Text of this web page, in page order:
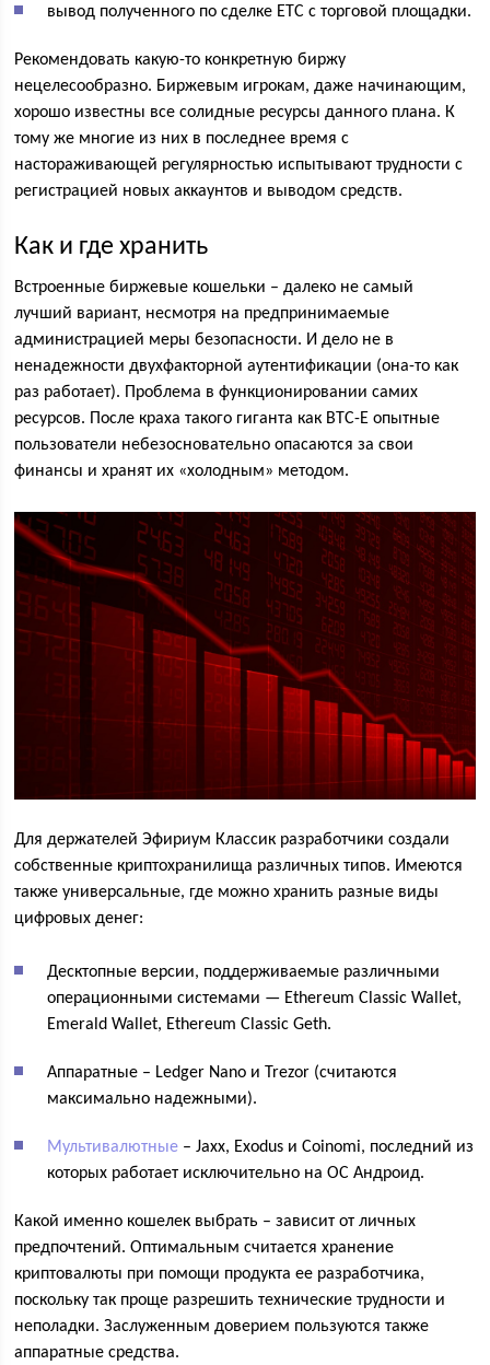
вывод полученного по сделке ЕТС с торговой площадки.
Рекомендовать какую-то конкретную биржу
нецелесообразно. Биржевым игрокам, даже начинающим,
хорошо известны все солидные ресурсы данного плана. К
тому же многие из них в последнее время с
настораживающей регулярностью испытывают трудности с
регистрацией новых аккаунтов и выводом средств.
Как и где хранить
Встроенные биржевые кошельки – далеко не самый
лучший вариант, несмотря на предпринимаемые
администрацией меры безопасности. И дело не в
ненадежности двухфакторной аутентификации (она-то как
раз работает). Проблема в функционировании самих
ресурсов. После краха такого гиганта как ВТС-Е опытные
пользователи небезосновательно опасаются за свои
финансы и хранят их «холодным» методом.
Для держателей Эфириум Классик разработчики создали
собственные криптохранилища различных типов. Имеются
также универсальные, где можно хранить разные виды
цифровых денег:
Десктопные версии, поддерживаемые различными
операционными системами — Ethereum Classic Wallet,
Emerald Wallet, Ethereum Classic Geth.
Аппаратные – Ledger Nano и Trezor (считаются
максимально надежными).
Мультивалютные – Jaxx, Exodus и Coinomi, последний из
которых работает исключительно на ОС Андроид.
Какой именно кошелек выбрать – зависит от личных
предпочтений. Оптимальным считается хранение
криптовалюты при помощи продукта ее разработчика,
поскольку так проще разрешить технические трудности и
неполадки. Заслуженным доверием пользуются также
аппаратные средства.